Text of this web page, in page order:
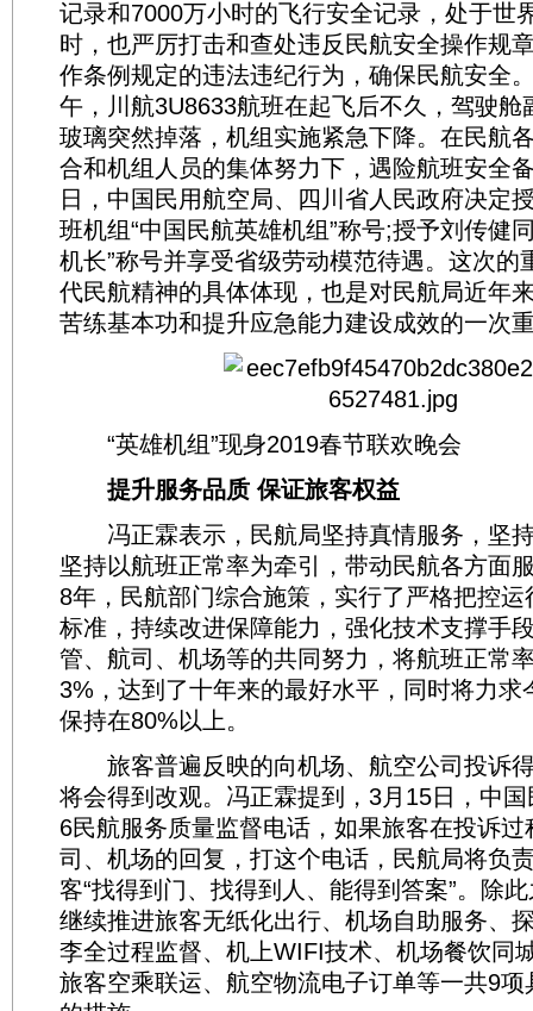
记录和7000万小时的飞行安全记录，处于世
时，也严厉打击和查处违反民航安全操作规
作条例规定的违法违纪行为，确保民航安全
午，川航3U8633航班在起飞后不久，驾驶舱
玻璃突然掉落，机组实施紧急下降。在民航
合和机组人员的集体努力下，遇险航班安全
日，中国民用航空局、四川省人民政府决定
班机组“中国民航英雄机组”称号;授予刘传健
机长”称号并享受省级劳动模范待遇。这次的
代民航精神的具体体现，也是对民航局近年
苦练基本功和提升应急能力建设成效的一次
“英雄机组”现身2019春节联欢晚会
提升服务品质 保证旅客权益
冯正霖表示，民航局坚持真情服务，坚
坚持以航班正常率为牵引，带动民航各方面
8年，民航部门综合施策，实行了严格把控
标准，持续改进保障能力，强化技术支撑手
管、航司、机场等的共同努力，将航班正常
3%，达到了十年来的最好水平，同时将力求
保持在80%以上。
旅客普遍反映的向机场、航空公司投诉
将会得到改观。冯正霖提到，3月15日，中
6民航服务质量监督电话，如果旅客在投诉
司、机场的回复，打这个电话，民航局将负
客“找得到门、找得到人、能得到答案”。除
继续推进旅客无纸化出行、机场自助服务、
李全过程监督、机上WIFI技术、机场餐饮同
旅客空乘联运、航空物流电子订单等一共9